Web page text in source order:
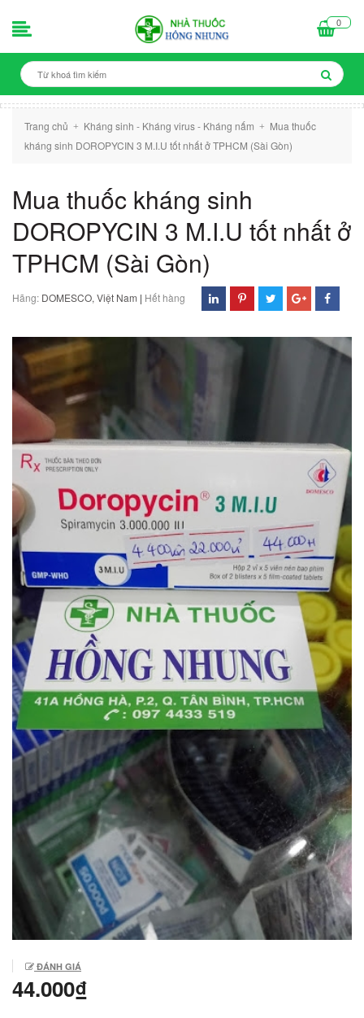
0
Trang chủ + Kháng sinh - Kháng virus - Kháng nấm +
Mua thuốc
kháng sinh DOROPYCIN 3 M.I.U tốt nhất ở TPHCM (Sài Gòn)
Mua thuốc kháng sinh
DOROPYCIN 3 M.I.U tốt nhất ở
TPHCM (Sài Gòn)
Hãng: DOMESCO, Việt Nam | Hết hàng
ĐÁNH GIÁ
44.000₫